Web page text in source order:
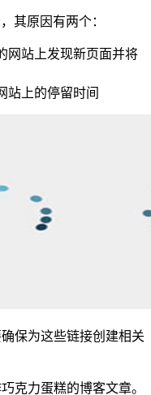
其原因有两个：
网站上发现新页面并将
站上的停留时间
保为这些链接创建相关
克力蛋糕的博客文章。